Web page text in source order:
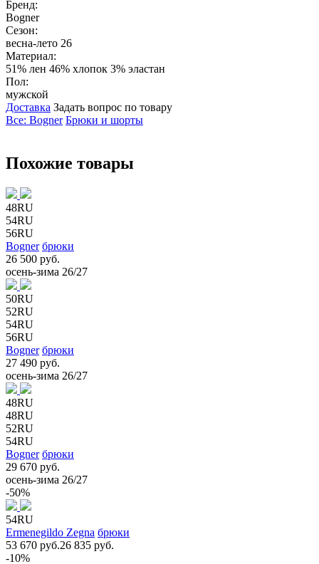
Бренд:
Bogner
Сезон:
весна-лето 26
Материал:
51% лен 46% хлопок 3% эластан
Пол:
мужской
Доставка Задать вопрос по товару
Все: Bogner Брюки и шорты
Похожие товары
48RU
54RU
56RU
Bogner брюки
26 500 руб.
осень-зима 26/27
50RU
52RU
54RU
56RU
Bogner брюки
27 490 руб.
осень-зима 26/27
48RU
48RU
52RU
54RU
Bogner брюки
29 670 руб.
осень-зима 26/27
-50%
54RU
Ermenegildo Zegna брюки
53 670 руб.26 835 руб.
-10%